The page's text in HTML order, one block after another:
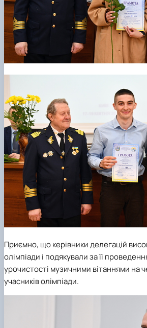
Приємно, що керівники делегацій
олімпіади і подякували за її
урочистості музичними вітаннями на
учасників олімпіади.